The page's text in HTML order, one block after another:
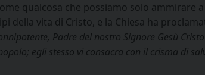
qualcosa che possiamo solo ammirare
della vita di Cristo, e la Chiesa ha
Padre del nostro Signore Gesù Cristo
egli stesso vi consacra con il crisma di